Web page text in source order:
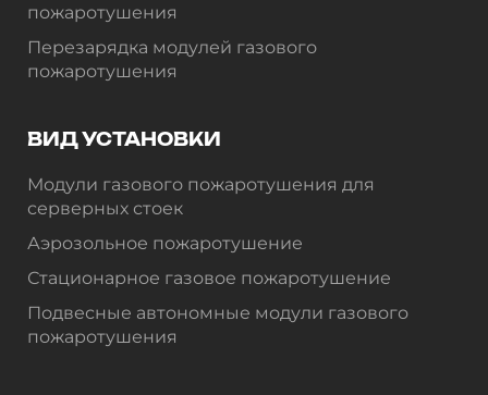
пожаротушения
Перезарядка модулей газового
пожаротушения
ВИД УСТАНОВКИ
Модули газового пожаротушения для
серверных стоек
Аэрозольное пожаротушение
Стационарное газовое пожаротушение
Подвесные автономные модули газового
пожаротушения